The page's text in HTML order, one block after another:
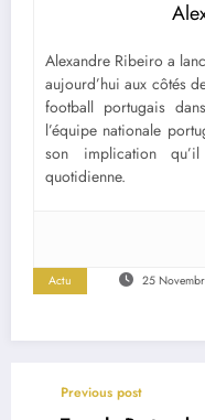
Alexandre Ribeiro a
aujourd’hui aux côtés
football portugais
l’équipe nationale
son implication
quotidienne.
Actu 25
Previous post